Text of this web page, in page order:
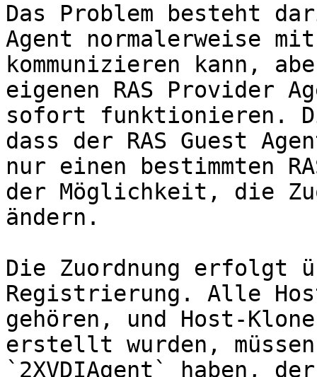
Das Problem besteht
Agent normalerweise
kommunizieren kann,
eigenen RAS Provider
sofort funktionieren.
dass der RAS Guest
nur einen bestimmten
der Möglichkeit, die
ändern.
Die Zuordnung erfolgt
Registrierung. Alle
gehören, und Host-
erstellt wurden,
`2XVDIAgent` haben,